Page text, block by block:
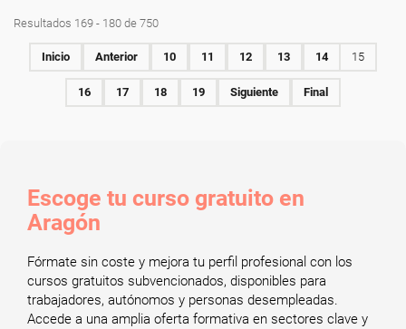
Resultados 169 - 180 de 750
Inicio Anterior 10 11 12 13 14 15
16 17 18 19 Siguiente Final
Escoge tu curso gratuito en
Aragón
Fórmate sin coste y mejora tu perfil profesional con los
cursos gratuitos subvencionados, disponibles para
trabajadores, autónomos y personas desempleadas.
Accede a una amplia oferta formativa en sectores clave y